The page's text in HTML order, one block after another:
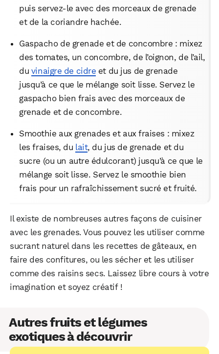
puis servez-le avec des morceaux de grenade
et de la coriandre hachée.
Gaspacho de grenade et de concombre : mixez
des tomates, un concombre, de l’oignon, de l’ail,
du vinaigre de cidre et du jus de grenade
jusqu’à ce que le mélange soit lisse. Servez le
gaspacho bien frais avec des morceaux de
grenade et de concombre.
Smoothie aux grenades et aux fraises : mixez
les fraises, du lait, du jus de grenade et du
sucre (ou un autre édulcorant) jusqu’à ce que le
mélange soit lisse. Servez le smoothie bien
frais pour un rafraîchissement sucré et fruité.
Il existe de nombreuses autres façons de cuisiner
avec les grenades. Vous pouvez les utiliser comme
sucrant naturel dans les recettes de gâteaux, en
faire des confitures, ou les sécher et les utiliser
comme des raisins secs. Laissez libre cours à votre
imagination et soyez créatif !
Autres fruits et légumes
exotiques à découvrir